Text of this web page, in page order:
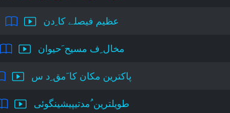
عظیم فیصلے کا ِدن
مخال ِف مسیح َحیوان
پاکترین مکان کا َمق ِد س
طویلترین ُمدتیپیشینگوئی